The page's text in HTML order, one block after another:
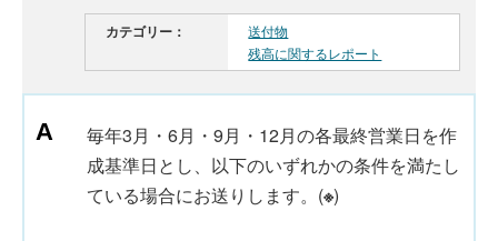
カテゴリー：
送付物
残高に関するレポート
毎年3月・6月・9月・12月の各最終営業日を作
成基準日とし、以下のいずれかの条件を満たし
ている場合にお送りします。(※)